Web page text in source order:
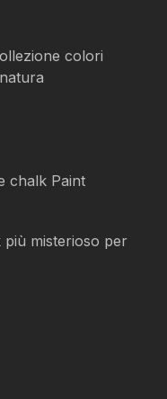
colori
chalk Paint
misterioso per